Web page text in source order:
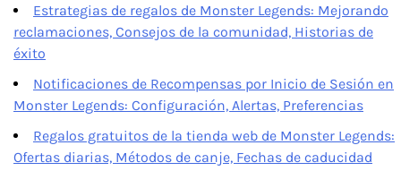
Estrategias de regalos de Monster Legends: Mejorando
reclamaciones, Consejos de la comunidad, Historias de
éxito
Notificaciones de Recompensas por Inicio de Sesión en
Monster Legends: Configuración, Alertas, Preferencias
Regalos gratuitos de la tienda web de Monster Legends:
Ofertas diarias, Métodos de canje, Fechas de caducidad